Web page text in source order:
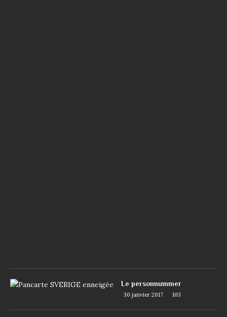
Le personnummer
30 janvier 2017 103